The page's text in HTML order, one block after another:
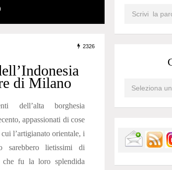
2326
di Milano
dell’alta borghesia
appassionati di cose
l’artigianato orientale, i
sarebbero lietissimi di
che fu la loro splendida